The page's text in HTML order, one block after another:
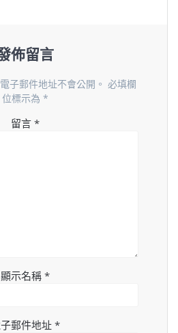
佈留言
子郵件地址不會公開。 必填欄
位標示為 *
留言 *
顯示名稱 *
郵件地址 *